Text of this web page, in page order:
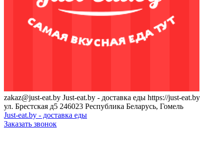
zakaz@just-eat.by Just-eat.by - доставка еды https://just-eat.by
ул. Брестская д5 246023 Республика Беларусь, Гомель
Just-eat.by - доставка еды
Заказать звонок